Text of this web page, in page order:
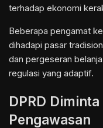
terhadap ekonomi
Beberapa pengamat
dihadapi pasar
dan pergeseran
regulasi yang adaptif.
DPRD
Pengawasan